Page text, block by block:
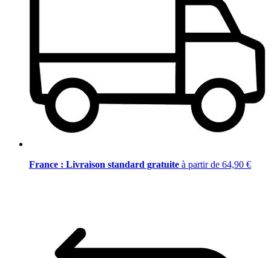
France : Livraison standard gratuite à partir de 64,90 €